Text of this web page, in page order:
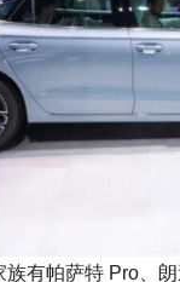
族有帕萨特 Pro、